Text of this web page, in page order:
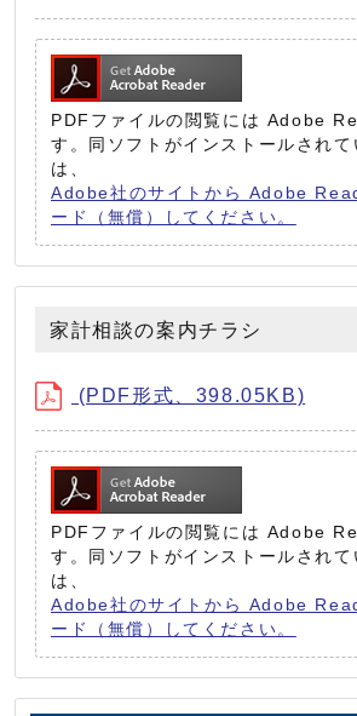
PDFファイルの閲覧には Adobe
す。同ソフトがインストールされて
は、
Adobe社のサイトから Adobe
ード（無償）してください。
家計相談の案内チラシ
(PDF形式、398.05KB)
PDFファイルの閲覧には Adobe
す。同ソフトがインストールされて
は、
Adobe社のサイトから Adobe
ード（無償）してください。